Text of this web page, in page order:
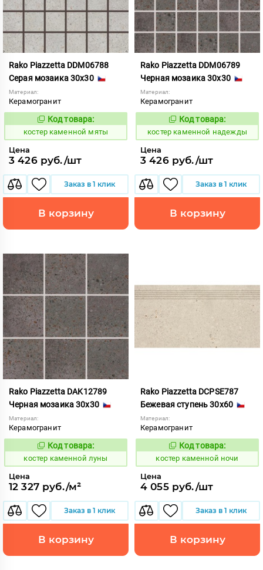
Rako Piazzetta DDM06788
Серая мозаика 30x30
Материал:
Керамогранит
801556
Код товара:
костер каменной мяты
Цена
3 426 руб./шт
Заказ в 1 клик
В корзину
Rako Piazzetta DDM06789
Черная мозаика 30x30
Материал:
Керамогранит
801557
Код товара:
костер каменной надежды
Цена
3 426 руб./шт
Заказ в 1 клик
В корзину
Rako Piazzetta DAK12789
Черная мозаика 30x30
Материал:
Керамогранит
801545
Код товара:
костер каменной луны
Цена
12 327 руб./м²
Заказ в 1 клик
В корзину
Rako Piazzetta DCPSE787
Бежевая ступень 30x60
Материал:
Керамогранит
801561
Код товара:
костер каменной ночи
Цена
4 055 руб./шт
Заказ в 1 клик
В корзину